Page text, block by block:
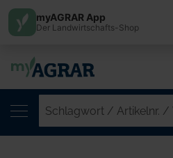
myAGRAR App
Der Landwirtschafts-Shop